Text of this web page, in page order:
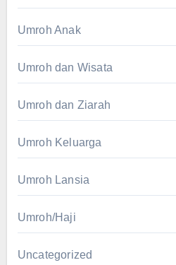
Umroh Anak
Umroh dan Wisata
Umroh dan Ziarah
Umroh Keluarga
Umroh Lansia
Umroh/Haji
Uncategorized